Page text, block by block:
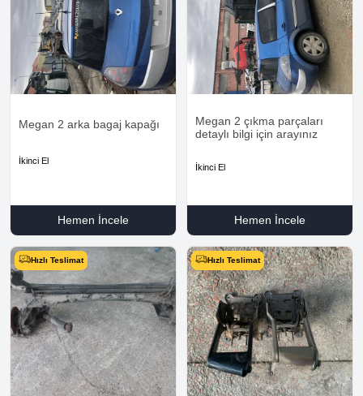
Megan 2 arka bagaj kapağı
İkinci El
Hemen İncele
Megan 2 çıkma parçaları
detaylı bilgi için arayınız
İkinci El
Hemen İncele
Hızlı Teslimat Hızlı Teslimat